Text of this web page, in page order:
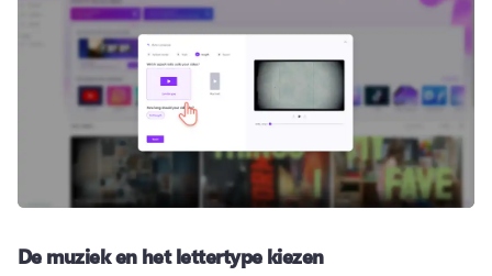
De muziek en het lettertype kiezen